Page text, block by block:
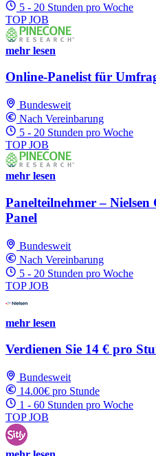
5 - 20 Stunden pro Woche
TOP JOB
mehr lesen
Online-Panelist für
Bundesweit
Nach Vereinbarung
5 - 20 Stunden pro Woche
TOP JOB
mehr lesen
Panelteilnehmer –
Panel
Bundesweit
Nach Vereinbarung
5 - 20 Stunden pro Woche
TOP JOB
mehr lesen
Verdienen Sie 14 € pro
Bundesweit
14.00€ pro Stunde
1 - 60 Stunden pro Woche
TOP JOB